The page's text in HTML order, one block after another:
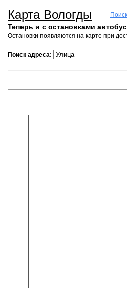
Карта Вологды
Теперь и с остановками
Остановки появляются на карте при
Поиск адреса: